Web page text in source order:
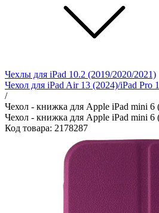
Чехлы для iPad 10.2 (2019/2020/2021)
Чехол для iPad Air 13 (2024)/iPad Pro
/
Чехол - книжка для Apple iPad mini 6
Чехол - книжка для Apple iPad mini 6
Код товара: 2178287